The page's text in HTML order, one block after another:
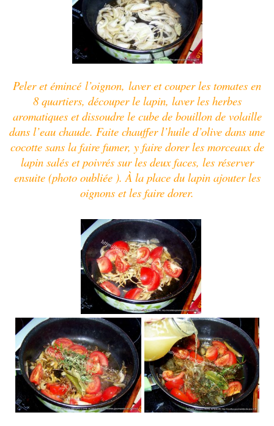
Peler et émincé l’oignon, laver et couper les tomates en
8 quartiers, découper le lapin, laver les herbes
aromatiques et dissoudre le cube de bouillon de volaille
dans l’eau chaude. Faite chauffer l’huile d’olive dans une
cocotte sans la faire fumer, y faire dorer les morceaux de
lapin salés et poivrés sur les deux faces, les réserver
ensuite (photo oubliée ). À la place du lapin ajouter les
oignons et les faire dorer.